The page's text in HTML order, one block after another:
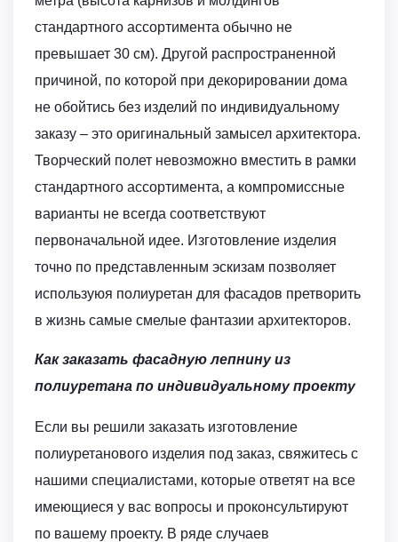
стандартного ассортимента обычно не
превышает 30 см). Другой распространенной
причиной, по которой при декорировании дома
не обойтись без изделий по индивидуальному
заказу – это оригинальный замысел архитектора.
Творческий полет невозможно вместить в рамки
стандартного ассортимента, а компромиссные
варианты не всегда соответствуют
первоначальной идее. Изготовление изделия
точно по представленным эскизам позволяет
используюя полиуретан для фасадов претворить
в жизнь самые смелые фантазии архитекторов.
Как заказать фасадную лепнину из
полиуретана по индивидуальному проекту
Если вы решили заказать изготовление
полиуретанового изделия под заказ, свяжитесь с
нашими специалистами, которые ответят на все
имеющиеся у вас вопросы и проконсультируют
по вашему проекту. В ряде случаев